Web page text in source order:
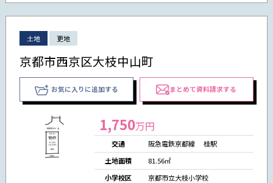
土地 更地
京都市西京区大枝中山町
お気に入りに追加する まとめて資料請求する
1,750万円
交通
阪急電鉄京都線 桂駅
土地面積
81.56㎡
小学校区
京都市立大枝小学校